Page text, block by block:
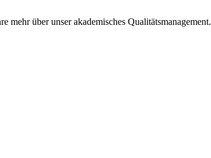
über unser akademisches Qualitätsmanagement.